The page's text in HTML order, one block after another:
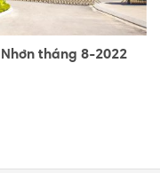
tháng 8-2022